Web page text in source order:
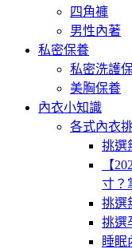
四角褲
男性內著
私密保養
私密洗護
美胸保養
內衣小知識
各式內衣
挑選
【
寸？
挑選
挑選
睡眠